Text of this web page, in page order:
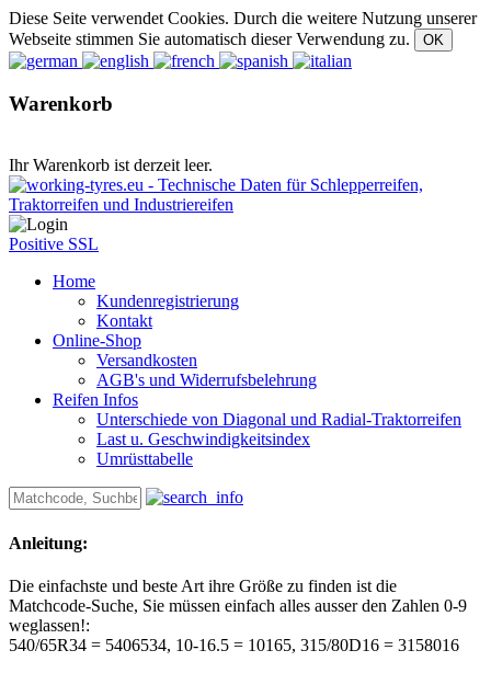
Diese Seite verwendet Cookies. Durch die weitere Nutzung unserer
Webseite stimmen Sie automatisch dieser Verwendung zu.
Warenkorb
Ihr Warenkorb ist derzeit leer.
Positive SSL
Home
Kundenregistrierung
Kontakt
Online-Shop
Versandkosten
AGB's und Widerrufsbelehrung
Reifen Infos
Unterschiede von Diagonal und Radial-Traktorreifen
Last u. Geschwindigkeitsindex
Umrüsttabelle
Anleitung:
Die einfachste und beste Art ihre Größe zu finden ist die
Matchcode-Suche, Sie müssen einfach alles ausser den Zahlen 0-9
weglassen!:
540/65R34 = 5406534, 10-16.5 = 10165, 315/80D16 = 3158016